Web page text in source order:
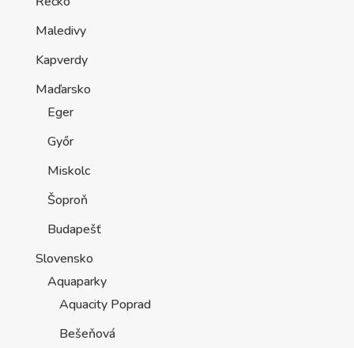
Maledivy
Kapverdy
Maďarsko
Eger
Győr
Miskolc
Šoproň
Budapešť
Slovensko
Aquaparky
Aquacity Poprad
Bešeňová